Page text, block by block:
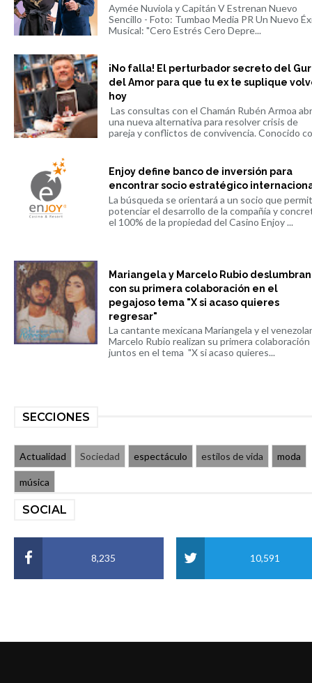
Aymée Nuviola y Capitán V Estrenan Nuevo
Sencillo - Foto: Tumbao Media PR Un Nuevo
Musical: "Cero Estrés Cero Depre...
¡No falla! El perturbador secreto del
del Amor para que tu ex te suplique
hoy
Las consultas con el Chamán Rubén Armoa
una nueva alternativa para resolver crisis de
pareja y conflictos de convivencia. Conocido
Enjoy define banco de inversión para
encontrar socio estratégico
La búsqueda se orientará a un socio que
potenciar el desarrollo de la compañía y
el 100% de la propiedad del Casino Enjoy ...
Mariangela y Marcelo Rubio deslumbran
con su primera colaboración en el
pegajoso tema "X si acaso quieres
regresar"
La cantante mexicana Mariangela y el
Marcelo Rubio realizan su primera colaboración
juntos en el tema "X si acaso quieres...
SECCIONES
Actualidad Sociedad espectáculo estilos de vida moda
música
SOCIAL
8,235 10,591